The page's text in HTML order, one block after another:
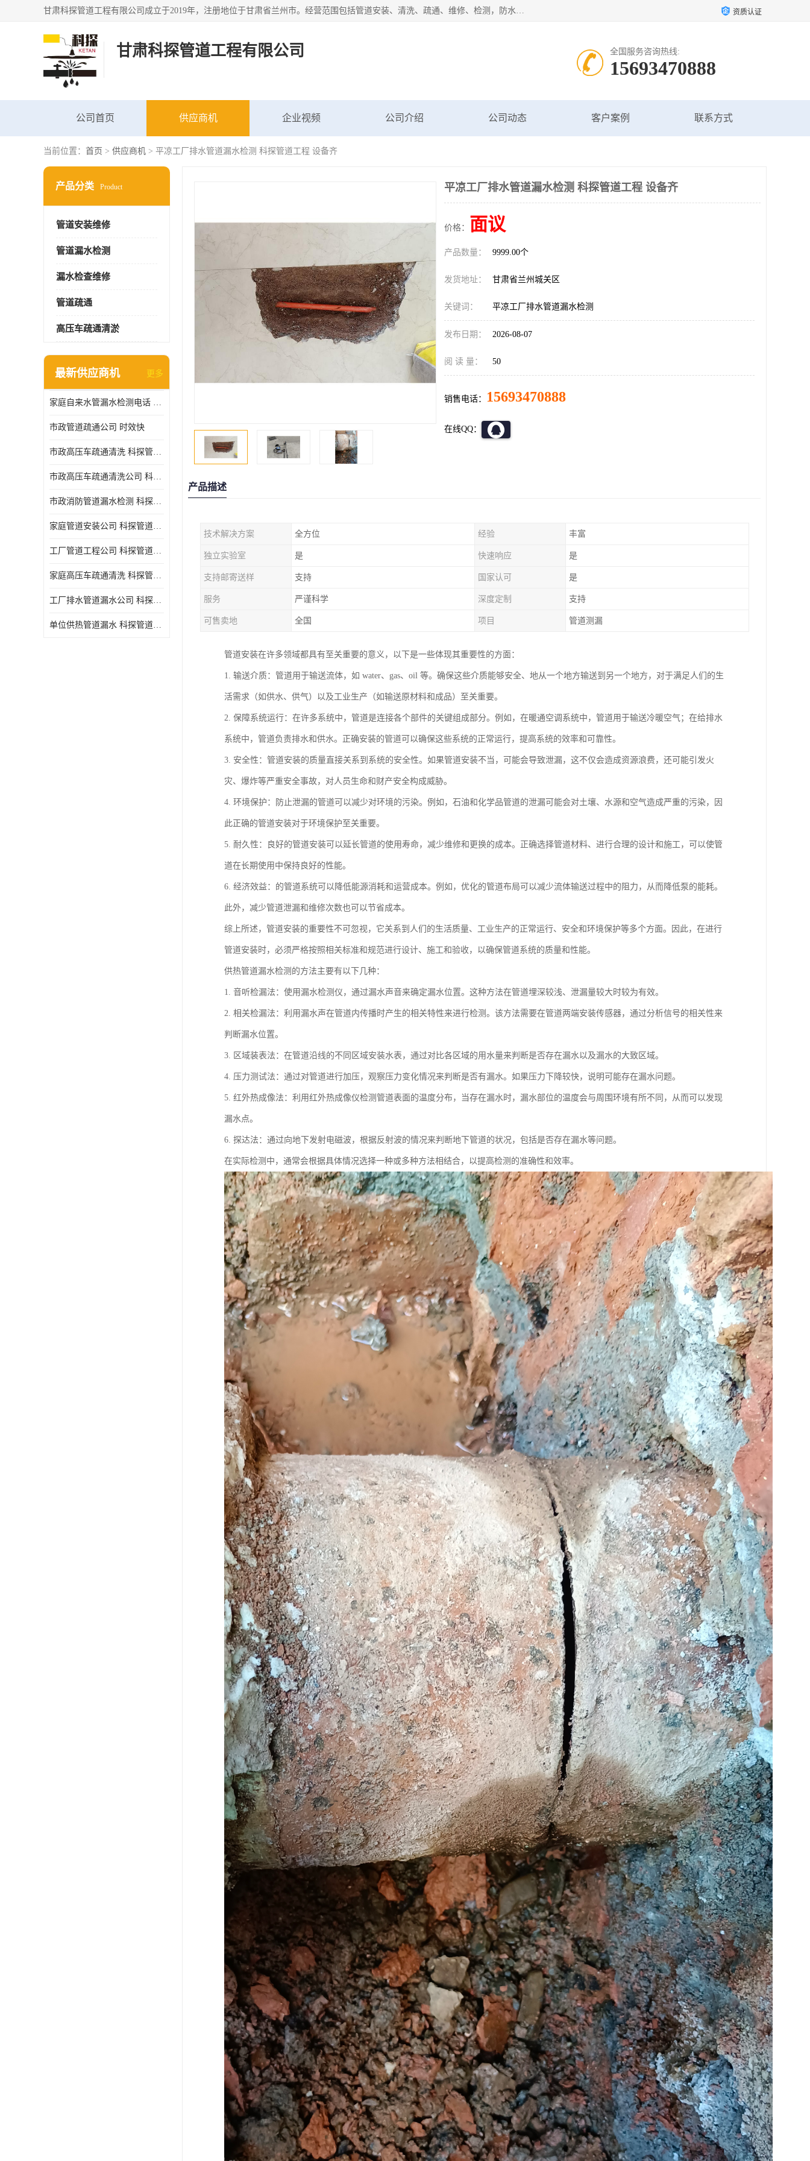
甘肃科探管道工程有限公司成立于2019年，注册地位于甘肃省兰州市。经营范围包括管道安装、清洗、疏通、维修、检测，防水工程，工程钻孔，化粪池清理，暖气安装，给排水管道安装维修，室内外管道如消防、供水、供热管道漏水检测定位，室内外防水堵漏等。 资质认证
甘肃科探管道工程有限公司 全国服务咨询热线:
15693470888
公司首页 供应商机 企业视频 公司介绍 公司动态 客户案例 联系方式
当前位置： 首页 > 供应商机 > 平凉工厂排水管道漏水检测 科探管道工程 设备齐
产品分类 Product
管道安装维修
管道漏水检测
漏水检查维修
管道疏通
高压车疏通清淤
最新供应商机 更多
家庭自来水管漏水检测电话 服务周到
市政管道疏通公司 时效快
市政高压车疏通清洗 科探管道工程 设备齐
市政高压车疏通清洗公司 科探管道工程 经验丰富
市政消防管道漏水检测 科探管道工程 快速上门
家庭管道安装公司 科探管道工程 团队服务
工厂管道工程公司 科探管道工程 时效快
家庭高压车疏通清洗 科探管道工程 服务周到
工厂排水管道漏水公司 科探管道工程 快速上门
单位供热管道漏水 科探管道工程 设备齐
平凉工厂排水管道漏水检测 科探管道工程 设备齐
价格： 面议
产品数量： 9999.00个
发货地址： 甘肃省兰州城关区
关键词： 平凉工厂排水管道漏水检测
发布日期： 2026-08-07
阅 读 量： 50
销售电话： 15693470888
在线QQ：
产品描述
技术解决方案 全方位 经验 丰富
独立实验室 是 快速响应 是
支持邮寄送样 支持 国家认可 是
服务 严谨科学 深度定制 支持
可售卖地 全国 项目 管道测漏
管道安装在许多领域都具有至关重要的意义，以下是一些体现其重要性的方面：
1. 输送介质：管道用于输送流体，如 water、gas、oil 等。确保这些介质能够安全、地从一个地方输送到另一个地方，对于满足人们的生
活需求（如供水、供气）以及工业生产（如输送原材料和成品）至关重要。
2. 保障系统运行：在许多系统中，管道是连接各个部件的关键组成部分。例如，在暖通空调系统中，管道用于输送冷暖空气；在给排水
系统中，管道负责排水和供水。正确安装的管道可以确保这些系统的正常运行，提高系统的效率和可靠性。
3. 安全性：管道安装的质量直接关系到系统的安全性。如果管道安装不当，可能会导致泄漏，这不仅会造成资源浪费，还可能引发火
灾、爆炸等严重安全事故，对人员生命和财产安全构成威胁。
4. 环境保护：防止泄漏的管道可以减少对环境的污染。例如，石油和化学品管道的泄漏可能会对土壤、水源和空气造成严重的污染，因
此正确的管道安装对于环境保护至关重要。
5. 耐久性：良好的管道安装可以延长管道的使用寿命，减少维修和更换的成本。正确选择管道材料、进行合理的设计和施工，可以使管
道在长期使用中保持良好的性能。
6. 经济效益：的管道系统可以降低能源消耗和运营成本。例如，优化的管道布局可以减少流体输送过程中的阻力，从而降低泵的能耗。
此外，减少管道泄漏和维修次数也可以节省成本。
综上所述，管道安装的重要性不可忽视，它关系到人们的生活质量、工业生产的正常运行、安全和环境保护等多个方面。因此，在进行
管道安装时，必须严格按照相关标准和规范进行设计、施工和验收，以确保管道系统的质量和性能。
供热管道漏水检测的方法主要有以下几种：
1. 音听检漏法：使用漏水检测仪，通过漏水声音来确定漏水位置。这种方法在管道埋深较浅、泄漏量较大时较为有效。
2. 相关检漏法：利用漏水声在管道内传播时产生的相关特性来进行检测。该方法需要在管道两端安装传感器，通过分析信号的相关性来
判断漏水位置。
3. 区域装表法：在管道沿线的不同区域安装水表，通过对比各区域的用水量来判断是否存在漏水以及漏水的大致区域。
4. 压力测试法：通过对管道进行加压，观察压力变化情况来判断是否有漏水。如果压力下降较快，说明可能存在漏水问题。
5. 红外热成像法：利用红外热成像仪检测管道表面的温度分布，当存在漏水时，漏水部位的温度会与周围环境有所不同，从而可以发现
漏水点。
6. 探达法：通过向地下发射电磁波，根据反射波的情况来判断地下管道的状况，包括是否存在漏水等问题。
在实际检测中，通常会根据具体情况选择一种或多种方法相结合，以提高检测的准确性和效率。